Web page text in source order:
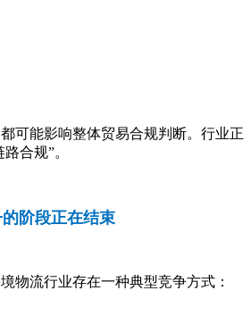
可能影响整体贸易合规判断。行业正
合规”。
阶段正在结束
物流行业存在一种典型竞争方式：